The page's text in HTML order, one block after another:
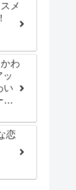
メ
わ
ッ
い
ち
恋